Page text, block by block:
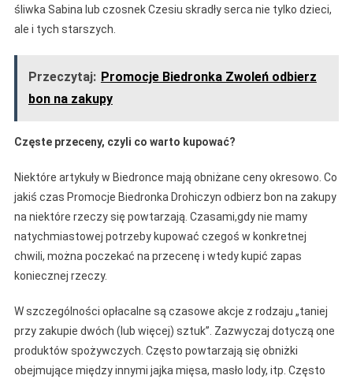
śliwka Sabina lub czosnek Czesiu skradły serca nie tylko dzieci,
ale i tych starszych.
Przeczytaj: Promocje Biedronka Zwoleń odbierz
bon na zakupy
Częste przeceny, czyli co warto kupować?
Niektóre artykuły w Biedronce mają obniżane ceny okresowo. Co
jakiś czas Promocje Biedronka Drohiczyn odbierz bon na zakupy
na niektóre rzeczy się powtarzają. Czasami,gdy nie mamy
natychmiastowej potrzeby kupować czegoś w konkretnej
chwili, można poczekać na przecenę i wtedy kupić zapas
koniecznej rzeczy.
W szczególności opłacalne są czasowe akcje z rodzaju „taniej
przy zakupie dwóch (lub więcej) sztuk”. Zazwyczaj dotyczą one
produktów spożywczych. Często powtarzają się obniżki
obejmujące między innymi jajka mięsa, masło lody, itp. Często